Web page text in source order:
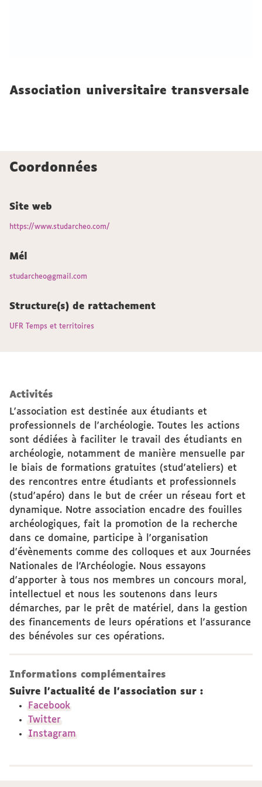
Association universitaire transversale
Coordonnées
Site web
https://www.studarcheo.com/
Mél
studarcheo@gmail.com
Structure(s) de rattachement
UFR Temps et territoires
Activités
L'association est destinée aux étudiants et
professionnels de l'archéologie. Toutes les actions
sont dédiées à faciliter le travail des étudiants en
archéologie, notamment de manière mensuelle par
le biais de formations gratuites (stud'ateliers) et
des rencontres entre étudiants et professionnels
(stud'apéro) dans le but de créer un réseau fort et
dynamique. Notre association encadre des fouilles
archéologiques, fait la promotion de la recherche
dans ce domaine, participe à l'organisation
d'évènements comme des colloques et aux Journées
Nationales de l'Archéologie. Nous essayons
d'apporter à tous nos membres un concours moral,
intellectuel et nous les soutenons dans leurs
démarches, par le prêt de matériel, dans la gestion
des financements de leurs opérations et l'assurance
des bénévoles sur ces opérations.
Informations complémentaires
Suivre l'actualité de l'association sur :
Facebook
Twitter
Instagram